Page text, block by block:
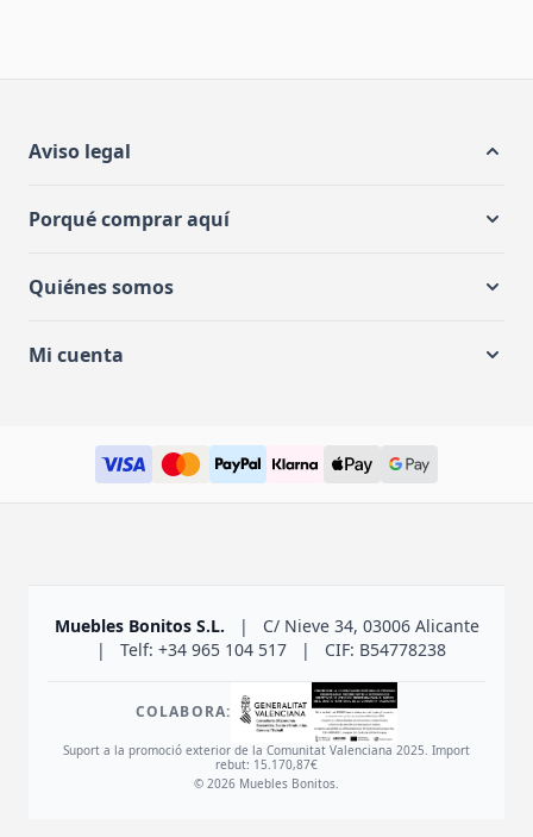
Aviso legal
Porqué comprar aquí
Quiénes somos
Mi cuenta
Muebles Bonitos S.L. |
C/ Nieve 34, 03006 Alicante
|
Telf: +34 965 104 517 | CIF: B54778238
COLABORA:
Suport a la promoció exterior de la Comunitat Valenciana 2025. Import
rebut: 15.170,87€
© 2026 Muebles Bonitos.